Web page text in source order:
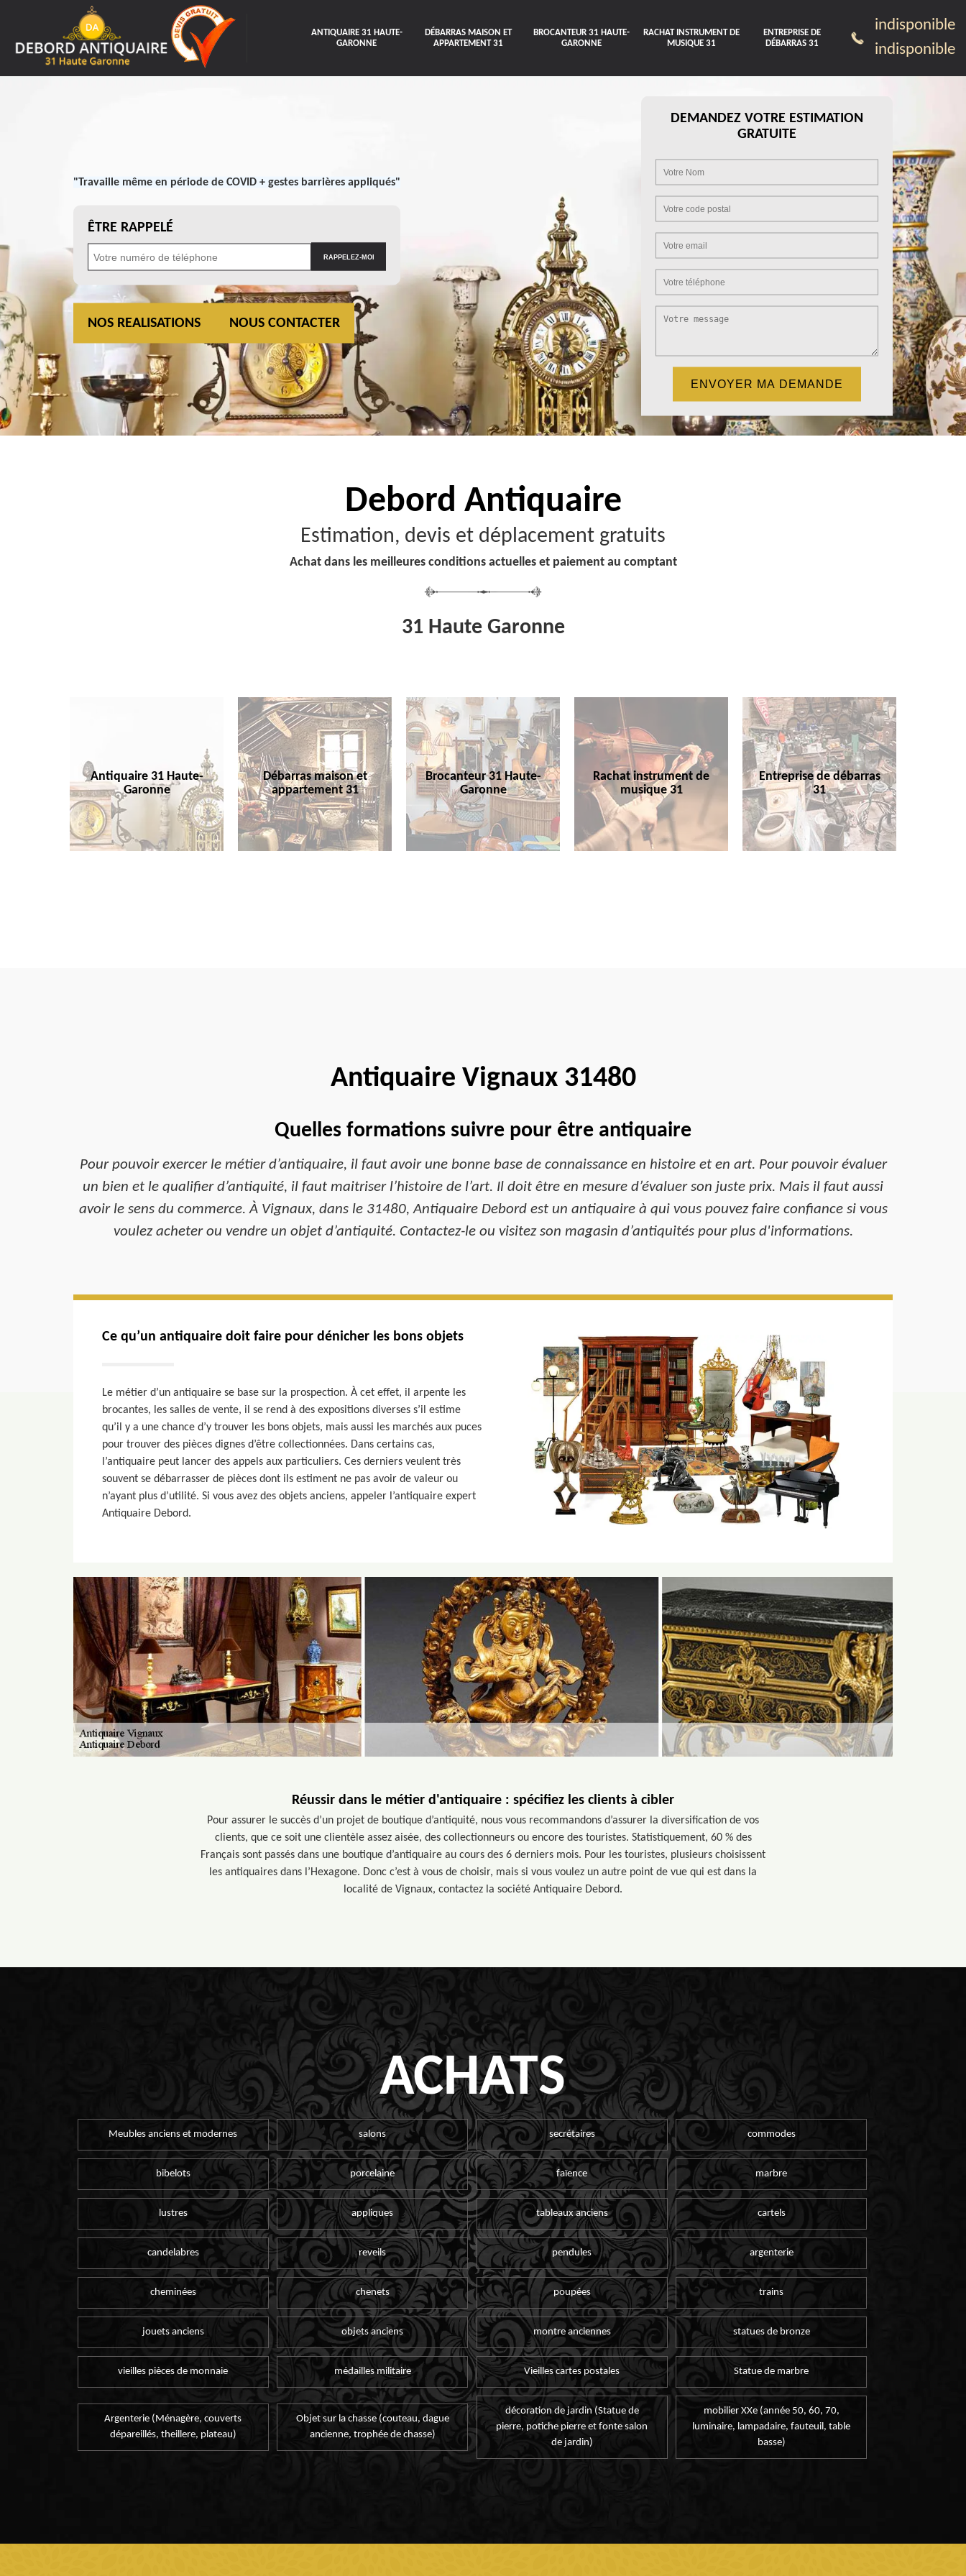
ANTIQUAIRE 31 HAUTE-
GARONNE
DÉBARRAS MAISON ET
APPARTEMENT 31
BROCANTEUR 31 HAUTE-
GARONNE
RACHAT INSTRUMENT DE
MUSIQUE 31
ENTREPRISE DE
DÉBARRAS 31
indisponible
indisponible
"Travaille même en période de COVID + gestes barrières appliqués"
ÊTRE RAPPELÉ
NOS REALISATIONS NOUS CONTACTER
DEMANDEZ VOTRE ESTIMATION
GRATUITE
Debord Antiquaire
Estimation, devis et déplacement gratuits
Achat dans les meilleures conditions actuelles et paiement au comptant
31 Haute Garonne
Antiquaire 31 Haute-
Garonne
Débarras maison et
appartement 31
Brocanteur 31 Haute-
Garonne
Rachat instrument de
musique 31
Entreprise de débarras
31
Antiquaire Vignaux 31480
Quelles formations suivre pour être antiquaire
Pour pouvoir exercer le métier d’antiquaire, il faut avoir une bonne base de connaissance en histoire et en art. Pour pouvoir évaluer
un bien et le qualifier d’antiquité, il faut maitriser l’histoire de l’art. Il doit être en mesure d’évaluer son juste prix. Mais il faut aussi
avoir le sens du commerce. À Vignaux, dans le 31480, Antiquaire Debord est un antiquaire à qui vous pouvez faire confiance si vous
voulez acheter ou vendre un objet d’antiquité. Contactez-le ou visitez son magasin d’antiquités pour plus d'informations.
Ce qu’un antiquaire doit faire pour dénicher les bons objets
Le métier d’un antiquaire se base sur la prospection. À cet effet, il arpente les
brocantes, les salles de vente, il se rend à des expositions diverses s’il estime
qu’il y a une chance d’y trouver les bons objets, mais aussi les marchés aux puces
pour trouver des pièces dignes d’être collectionnées. Dans certains cas,
l’antiquaire peut lancer des appels aux particuliers. Ces derniers veulent très
souvent se débarrasser de pièces dont ils estiment ne pas avoir de valeur ou
n’ayant plus d’utilité. Si vous avez des objets anciens, appeler l’antiquaire expert
Antiquaire Debord.
Réussir dans le métier d'antiquaire : spécifiez les clients à cibler
Pour assurer le succès d’un projet de boutique d’antiquité, nous vous recommandons d’assurer la diversification de vos
clients, que ce soit une clientèle assez aisée, des collectionneurs ou encore des touristes. Statistiquement, 60 % des
Français sont passés dans une boutique d’antiquaire au cours des 6 derniers mois. Pour les touristes, plusieurs choisissent
les antiquaires dans l’Hexagone. Donc c’est à vous de choisir, mais si vous voulez un autre point de vue qui est dans la
localité de Vignaux, contactez la société Antiquaire Debord.
ACHATS
Meubles anciens et modernes salons secrétaires commodes
bibelots porcelaine faïence marbre
lustres appliques tableaux anciens cartels
candelabres reveils pendules argenterie
cheminées chenets poupées trains
jouets anciens objets anciens montre anciennes statues de bronze
vieilles pièces de monnaie médailles militaire Vieilles cartes postales Statue de marbre
Argenterie (Ménagère, couverts
dépareillés, theillere, plateau)
Objet sur la chasse (couteau, dague
ancienne, trophée de chasse)
décoration de jardin (Statue de
pierre, potiche pierre et fonte salon
de jardin)
mobilier XXe (année 50, 60, 70,
luminaire, lampadaire, fauteuil, table
basse)